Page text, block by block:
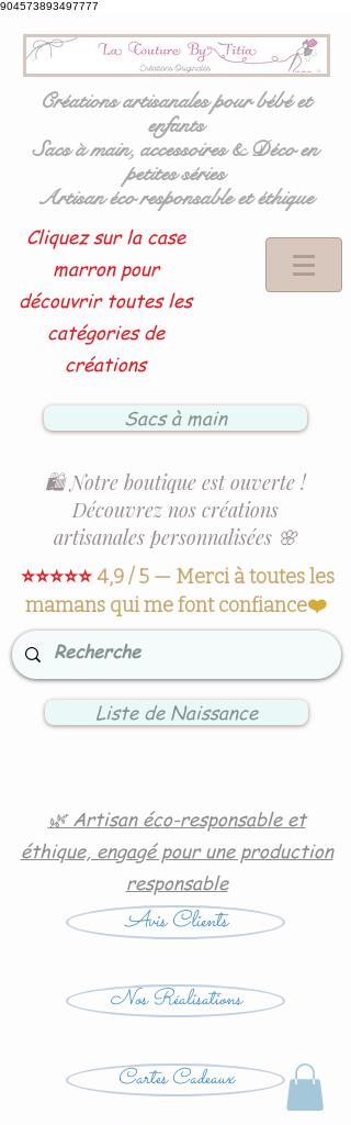
904573893497777
Créations artisanales pour bébé et
enfants
Sacs à main, accessoires & Déco en
petites séries
Artisan éco responsable et éthique
Cliquez sur la case
marron pour
découvrir toutes les
catégories de
créations
Sacs à main
🛍️ Notre boutique est ouverte !
Découvrez nos créations
artisanales personnalisées 🌸
⭐⭐⭐⭐⭐4,9 / 5 — Merci à toutes les
mamans qui me font confiance❤️
Liste de Naissance
🌿 Artisan éco-responsable et
éthique, engagé pour une production
responsable
Avis Clients
Nos Réalisations
Cartes Cadeaux